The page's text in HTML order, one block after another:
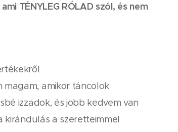
TÉNYLEG RÓLAD szól, és nem
magam, amikor táncolok
izzadok, és jobb kedvem van
kirándulás a szeretteimmel